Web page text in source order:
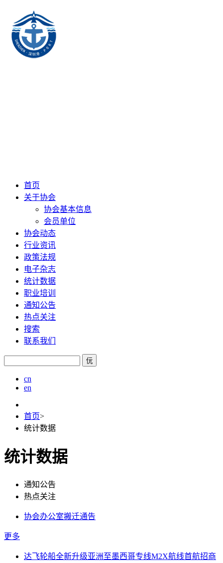
首页
关于协会
协会基本信息
会员单位
协会动态
行业资讯
政策法规
电子杂志
统计数据
职业培训
通知公告
热点关注
搜索
联系我们
㐾
cn
en
首页>
统计数据
统计数据
通知公告
热点关注
协会办公室搬迁通告
更多
达飞轮船全新升级亚洲至墨西哥专线M2X航线首航招商